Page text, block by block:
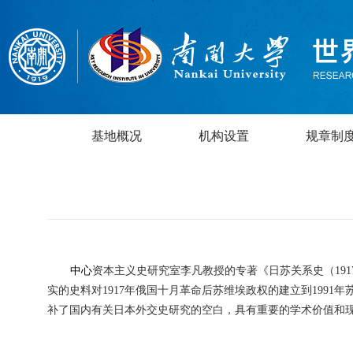
基地概况 机构设置 规章制
中心资本主义史研究室李凡教授的专著《 日苏关系史（
实的史料对1917年俄国十月革命后苏维埃政权的建立到 1991年
补了国内有关日本外交史研究的空白，具有重要的学术价值和